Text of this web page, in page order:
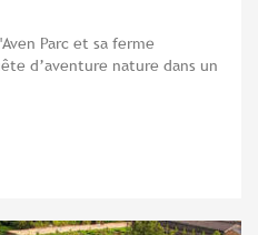
Parc et sa ferme
d’aventure nature dans un